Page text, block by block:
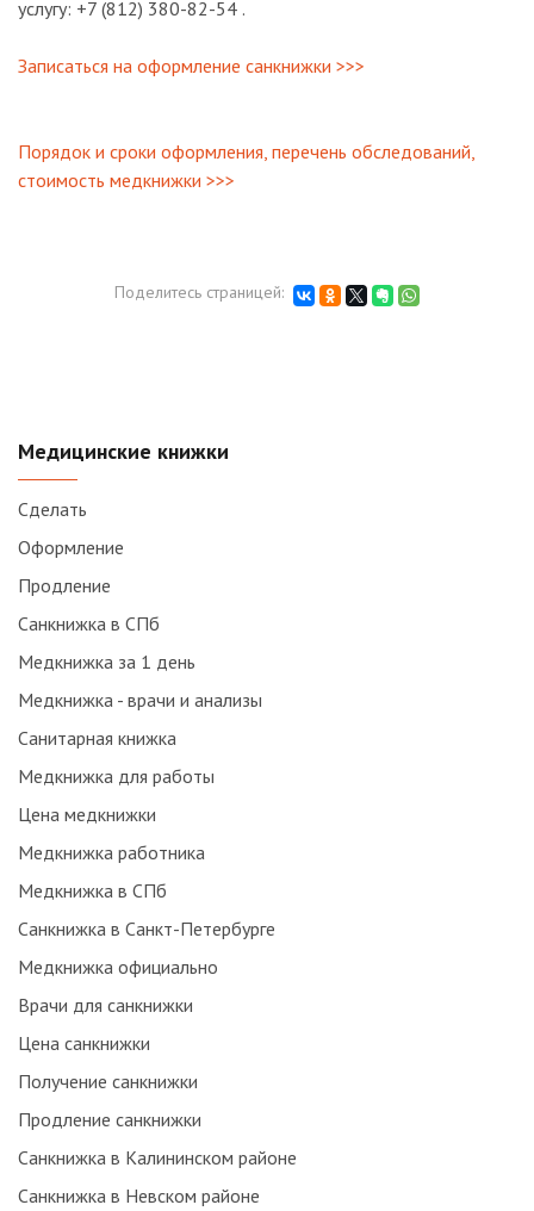
услугу: +7 (812) 380-82-54 .
Записаться на оформление санкнижки >>>
Порядок и сроки оформления, перечень обследований,
стоимость медкнижки >>>
Поделитесь страницей:
Медицинские книжки
Сделать
Оформление
Продление
Санкнижка в СПб
Медкнижка за 1 день
Медкнижка - врачи и анализы
Санитарная книжка
Медкнижка для работы
Цена медкнижки
Медкнижка работника
Медкнижка в СПб
Санкнижка в Санкт-Петербурге
Медкнижка официально
Врачи для санкнижки
Цена санкнижки
Получение санкнижки
Продление санкнижки
Санкнижка в Калининском районе
Санкнижка в Невском районе